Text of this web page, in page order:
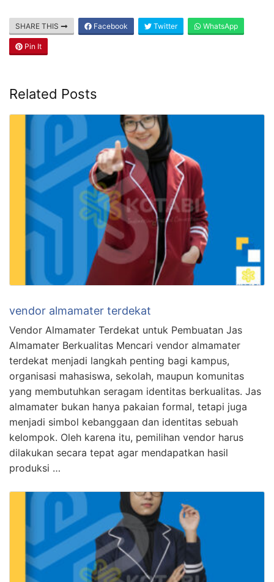
SHARE THIS Facebook Twitter WhatsApp
Pin It
Related Posts
vendor almamater terdekat
Vendor Almamater Terdekat untuk Pembuatan Jas
Almamater Berkualitas Mencari vendor almamater
terdekat menjadi langkah penting bagi kampus,
organisasi mahasiswa, sekolah, maupun komunitas
yang membutuhkan seragam identitas berkualitas. Jas
almamater bukan hanya pakaian formal, tetapi juga
menjadi simbol kebanggaan dan identitas sebuah
kelompok. Oleh karena itu, pemilihan vendor harus
dilakukan secara tepat agar mendapatkan hasil
produksi …